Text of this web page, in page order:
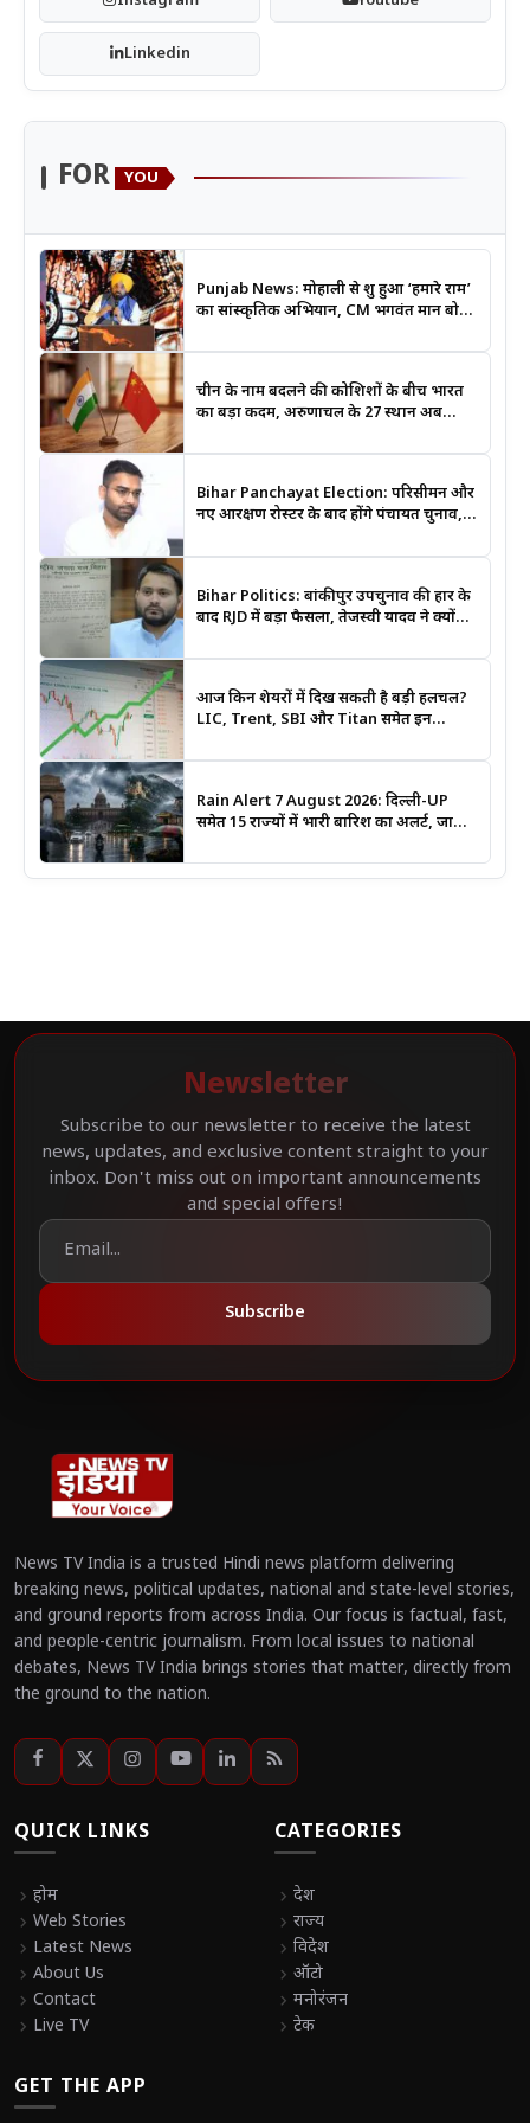
Linkedin
FOR YOU
Punjab News: मोहाली से शुरू हुआ ‘हमारे राम’
का सांस्कृतिक अभियान, CM भगवंत मान बोले-
चीन के नाम बदलने की कोशिशों के बीच भारत
का बड़ा कदम, अरुणाचल के 27 स्थान अब
Bihar Panchayat Election: परिसीमन और
नए आरक्षण रोस्टर के बाद होंगे पंचायत चुनाव,
Bihar Politics: बांकीपुर उपचुनाव की हार के
बाद RJD में बड़ा फैसला, तेजस्वी यादव ने क्यों
आज किन शेयरों में दिख सकती है बड़ी हलचल?
LIC, Trent, SBI और Titan समेत इन
Rain Alert 7 August 2026: दिल्ली-UP
समेत 15 राज्यों में भारी बारिश का अलर्ट, जानिए
Newsletter
Subscribe to our newsletter to receive the latest
news, updates, and exclusive content straight to your
inbox. Don't miss out on important announcements
and special offers!
Subscribe
News TV India is a trusted Hindi news platform delivering
breaking news, political updates, national and state-level stories,
and ground reports from across India. Our focus is factual, fast,
and people-centric journalism. From local issues to national
debates, News TV India brings stories that matter, directly from
the ground to the nation.
QUICK LINKS
chevron_right होम
chevron_right Web Stories
chevron_right Latest News
chevron_right About Us
chevron_right Contact
chevron_right Live TV
CATEGORIES
chevron_right देश
chevron_right राज्य
chevron_right विदेश
chevron_right ऑटो
chevron_right मनोरंजन
chevron_right टेक
GET THE APP